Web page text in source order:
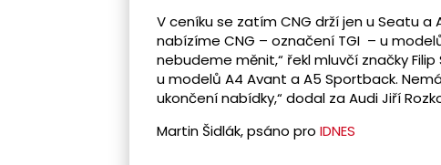
V ceníku se zatím CNG drží jen u Seatu
nabízíme CNG – označení TGI – u
nebudeme měnit,“ řekl mluvčí značky
u modelů A4 Avant a A5 Sportback.
ukončení nabídky,“ dodal za Audi Jiří
Martin Šidlák, psáno pro IDNES